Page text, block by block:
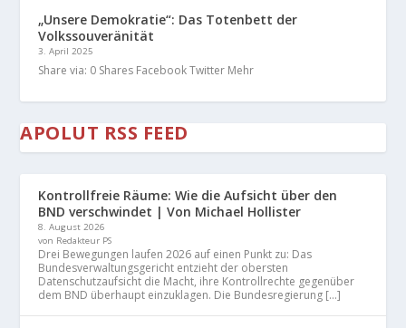
„Unsere Demokratie“: Das Totenbett der
Volkssouveränität
3. April 2025
Share via: 0 Shares Facebook Twitter Mehr
APOLUT RSS FEED
Kontrollfreie Räume: Wie die Aufsicht über den
BND verschwindet | Von Michael Hollister
8. August 2026
von Redakteur PS
Drei Bewegungen laufen 2026 auf einen Punkt zu: Das
Bundesverwaltungsgericht entzieht der obersten
Datenschutzaufsicht die Macht, ihre Kontrollrechte gegenüber
dem BND überhaupt einzuklagen. Die Bundesregierung […]